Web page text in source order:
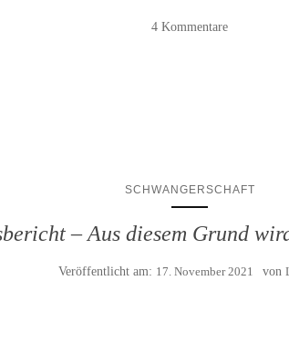
4 Kommentare
SCHWANGERSCHAFT
– Aus diesem Grund
Veröffentlicht am: 17. November 2021 von